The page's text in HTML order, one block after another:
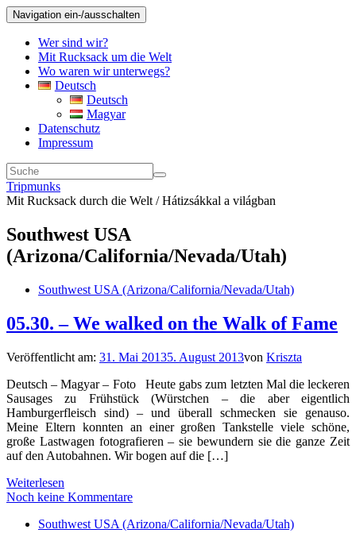
Navigation ein-/ausschalten
Wer sind wir?
Mit Rucksack um die Welt
Wo waren wir unterwegs?
Deutsch
Deutsch
Magyar
Datenschutz
Impressum
Tripmunks
Mit Rucksack durch die Welt / Hátizsákkal a világban
Southwest USA
(Arizona/California/Nevada/Utah)
Southwest USA (Arizona/California/Nevada/Utah)
05.30. – We walked on the Walk of Fame
Veröffentlicht am: 31. Mai 20135. August 2013von Kriszta
Deutsch – Magyar – Foto Heute gabs zum letzten Mal die leckeren
Sausages zu Frühstück (Würstchen – die aber eigentlich
Hamburgerfleisch sind) – und überall schmecken sie genauso.
Meine Eltern konnten an einer großen Tankstelle viele schöne,
große Lastwagen fotografieren – sie bewundern sie die ganze Zeit
auf den Autobahnen. Wir bogen auf die […]
Weiterlesen
Noch keine Kommentare
Southwest USA (Arizona/California/Nevada/Utah)